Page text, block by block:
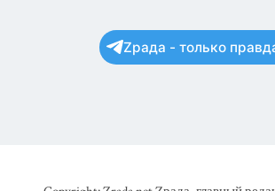
Zрада - только